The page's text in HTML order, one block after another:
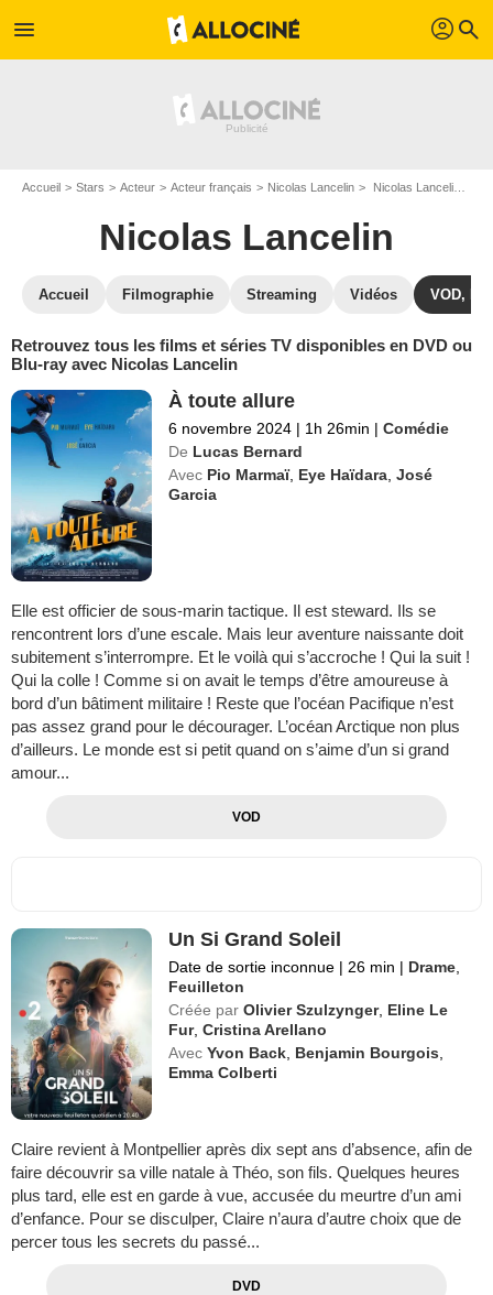
menu profil search
Accueil Stars Acteur Acteur français Nicolas Lancelin Nicolas Lancelin : ses Blu-Ray, DVD, VOD, SVOD
Nicolas Lancelin
Accueil Filmographie Streaming Vidéos VOD,
Retrouvez tous les films et séries TV disponibles en DVD ou
Blu-ray avec Nicolas Lancelin
À toute allure
6 novembre 2024 | 1h 26min | Comédie
De Lucas Bernard
Avec Pio Marmaï, Eye Haïdara ,José
Garcia
Elle est officier de sous-marin tactique. Il est steward. Ils se
rencontrent lors d’une escale. Mais leur aventure naissante doit
subitement s’interrompre. Et le voilà qui s’accroche ! Qui la suit !
Qui la colle ! Comme si on avait le temps d’être amoureuse à
bord d’un bâtiment militaire ! Reste que l’océan Pacifique n’est
pas assez grand pour le décourager. L’océan Arctique non plus
d’ailleurs. Le monde est si petit quand on s’aime d’un si grand
amour...
VOD
Un Si Grand Soleil
Date de sortie inconnue | 26 min | Drame
Feuilleton
Créée par Olivier Szulzynger, Eline Le
Fur,Cristina Arellano
Avec Yvon Back Benjamin Bourgois
Emma Colberti
Claire revient à Montpellier après dix sept ans d’absence, afin de
faire découvrir sa ville natale à Théo, son fils. Quelques heures
plus tard, elle est en garde à vue, accusée du meurtre d’un ami
d’enfance. Pour se disculper, Claire n’aura d’autre choix que de
percer tous les secrets du passé...
DVD